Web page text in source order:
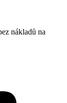
nákladů na